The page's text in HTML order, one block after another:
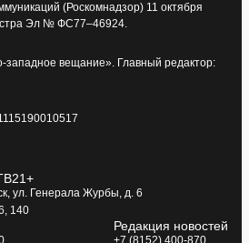
(Роскомнадзор) 11 октября
Эл № ФС77–46924.
вещание». Главный редактор:
ул. Генерала Журбы, д. 6
140
Редакция новостей
+7 (8152) 400-870